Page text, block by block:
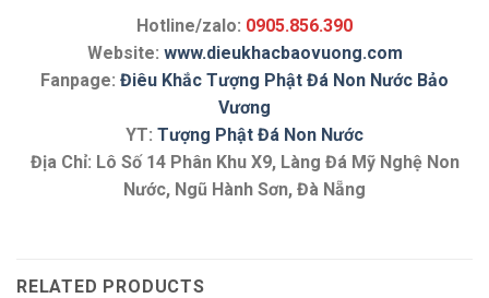
Hotline/zalo: 0905.856.390
Website: www.dieukhacbaovuong.com
Fanpage: Điêu Khắc Tượng Phật Đá Non Nước Bảo
Vương
YT: Tượng Phật Đá Non Nước
Địa Chỉ: Lô Số 14 Phân Khu X9, Làng Đá Mỹ Nghệ Non
Nước, Ngũ Hành Sơn, Đà Nẵng
RELATED PRODUCTS